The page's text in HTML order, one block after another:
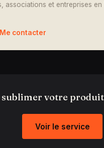
associations et entreprises
Me contacter
sublimer votre produit
Voir le service